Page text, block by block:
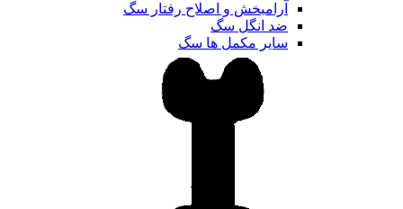
آرامبخش و اصلاح رفتار سگ
ضد انگل سگ
سایر مکمل ها سگ